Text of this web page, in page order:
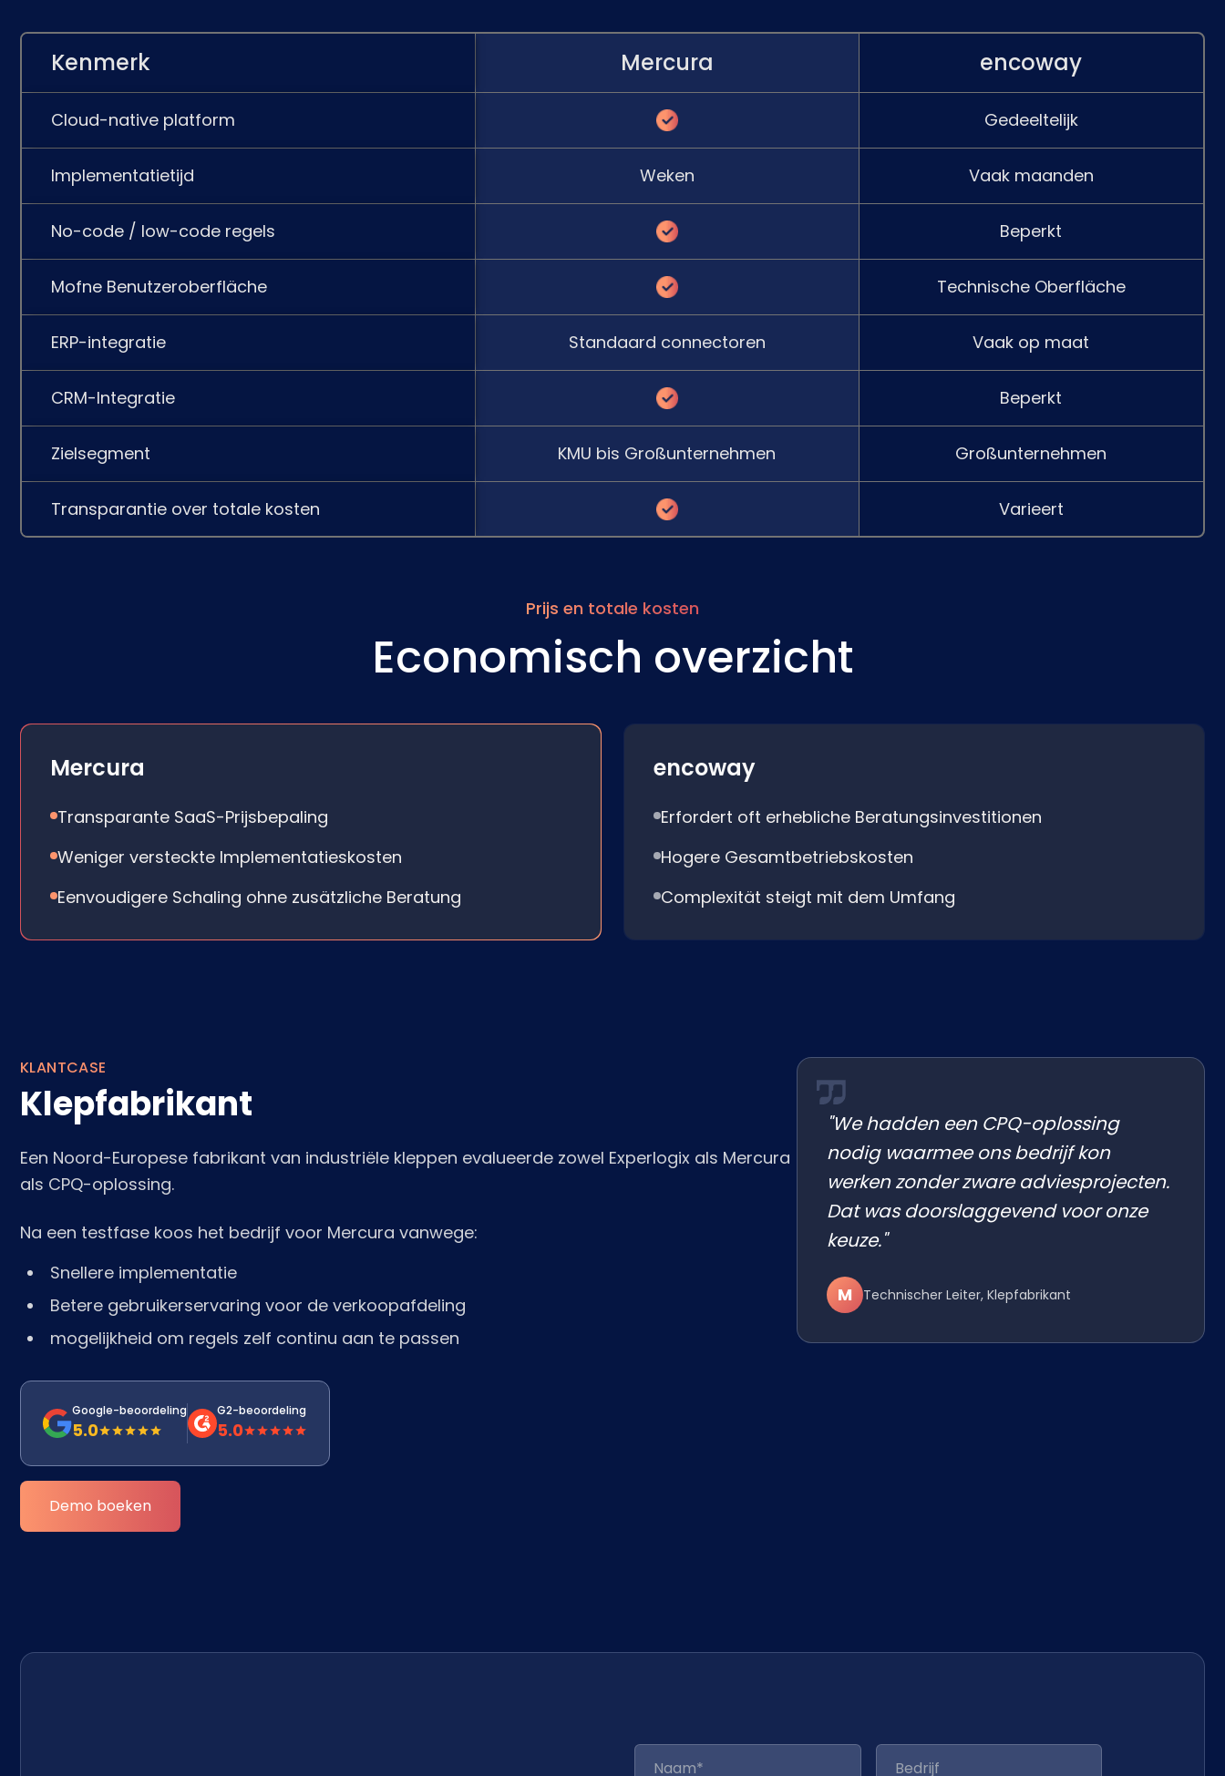
Kenmerk Mercura encoway
Cloud-native platform Gedeeltelijk
Implementatietijd Weken Vaak maanden
No-code / low-code regels Beperkt
Mofne Benutzeroberfläche Technische Oberfläche
ERP-integratie Standaard connectoren Vaak op maat
CRM-Integratie Beperkt
Zielsegment KMU bis Großunternehmen Großunternehmen
Transparantie over totale kosten Varieert
Prijs en totale kosten
Economisch overzicht
Mercura
Transparante SaaS-Prijsbepaling
Weniger versteckte Implementatieskosten
Eenvoudigere Schaling ohne zusätzliche Beratung
encoway
Erfordert oft erhebliche Beratungsinvestitionen
Hogere Gesamtbetriebskosten
Complexität steigt mit dem Umfang
KLANTCASE
Klepfabrikant
Een Noord-Europese fabrikant van industriële kleppen evalueerde zowel Experlogix als Mercura
als CPQ-oplossing.
Na een testfase koos het bedrijf voor Mercura vanwege:
Snellere implementatie
Betere gebruikerservaring voor de verkoopafdeling
mogelijkheid om regels zelf continu aan te passen
Google-beoordeling
5.0
G2-beoordeling
5.0
Demo boeken
"We hadden een CPQ-oplossing
nodig waarmee ons bedrijf kon
werken zonder zware adviesprojecten.
Dat was doorslaggevend voor onze
keuze."
M Technischer Leiter, Klepfabrikant